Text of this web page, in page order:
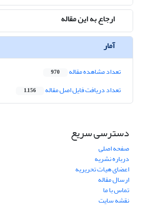
ارجاع به این مقاله
آمار
تعداد مشاهده مقاله 970
تعداد دریافت فایل اصل مقاله 1,156
دسترسی سریع
صفحه اصلی
درباره نشریه
اعضای هیات تحریریه
ارسال مقاله
تماس با ما
نقشه سایت